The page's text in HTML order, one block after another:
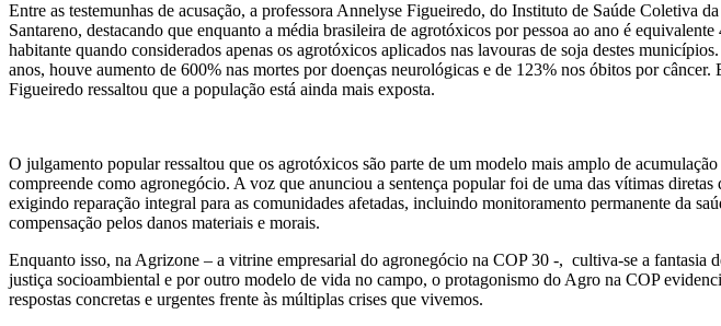
Entre as testemunhas de acusação, a professora Annelyse Figueiredo, do Instituto de Saúde
Santareno, destacando que enquanto a média brasileira de agrotóxicos por pessoa ao ano é
habitante quando considerados apenas os agrotóxicos aplicados nas lavouras de soja destes
anos, houve aumento de 600% nas mortes por doenças neurológicas e de 123% nos óbitos por
Figueiredo ressaltou que a população está ainda mais exposta.
O julgamento popular ressaltou que os agrotóxicos são parte de um modelo mais amplo de
compreende como agronegócio. A voz que anunciou a sentença popular foi de uma das vítimas
exigindo reparação integral para as comunidades afetadas, incluindo monitoramento permanente da
compensação pelos danos materiais e morais.
Enquanto isso, na Agrizone – a vitrine empresarial do agronegócio na COP 30 -, cultiva-se a
justiça socioambiental e por outro modelo de vida no campo, o protagonismo do Agro na COP
respostas concretas e urgentes frente às múltiplas crises que vivemos.